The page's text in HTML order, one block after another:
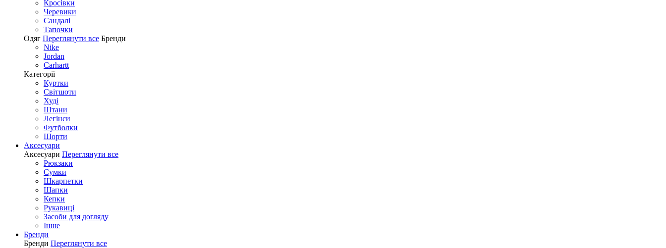
Кросівки
Черевики
Сандалі
Tапочки
Одяг Переглянути все Бренди
Nike
Jordan
Carhartt
Категорії
Куртки
Світшоти
Худі
Штани
Легінси
Футболки
Шорти
Аксесуари
Аксесуари Переглянути все
Рюкзаки
Сумки
Шкарпетки
Шапки
Кепки
Рукавиці
Засоби для догляду
Інше
Бренди
Бренди Переглянути все